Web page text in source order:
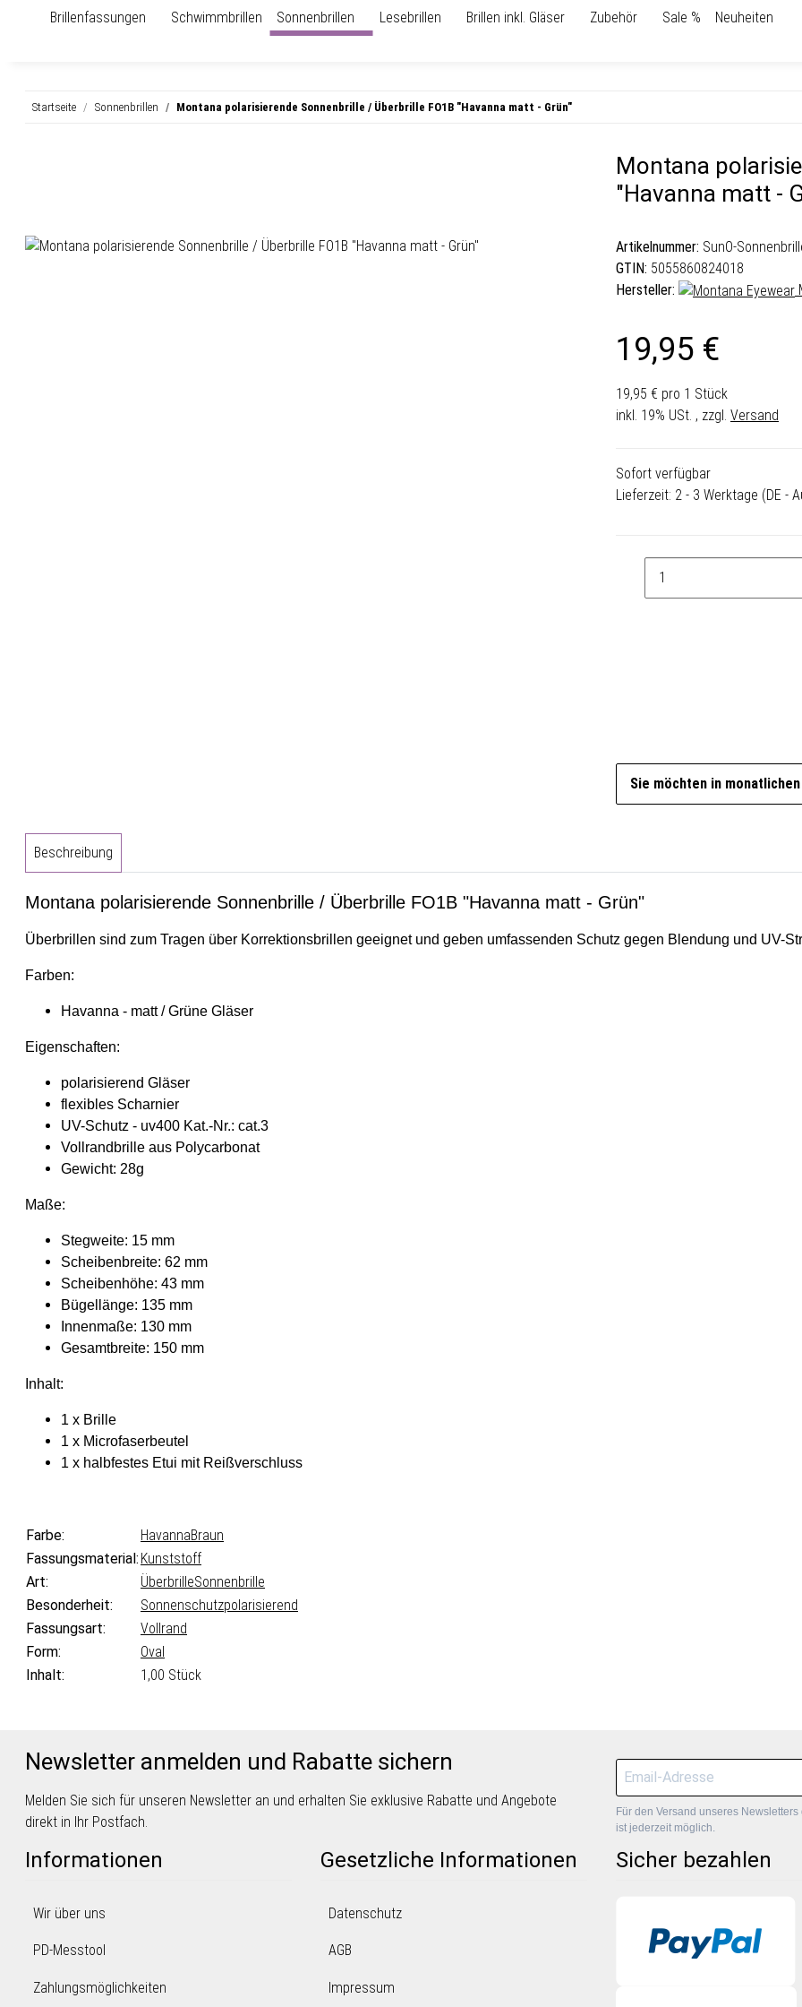
Brillenfassungen Schwimmbrillen Sonnenbrillen Lesebrillen Brillen inkl. Gläser Zubehör Sale % Neuheiten
Startseite Sonnenbrillen Montana polarisierende Sonnenbrille / Überbrille FO1B "Havanna matt - Grün"
Montana
"Havanna matt -
Artikelnummer: SunO-
GTIN: 5055860824018
Hersteller:
19,95 €
19,95 € pro 1 Stück
inkl. 19% USt. , zzgl. Versand
Sofort verfügbar
Lieferzeit: 2 - 3 Werktage (DE -
Sie möchten in
Beschreibung
Montana polarisierende Sonnenbrille / Überbrille FO1B "Havanna matt - Grün"
Überbrillen sind zum Tragen über Korrektionsbrillen geeignet und geben umfassenden Schutz gegen Blendung und UV-
Farben:
Havanna - matt / Grüne Gläser
Eigenschaften:
polarisierend Gläser
flexibles Scharnier
UV-Schutz - uv400 Kat.-Nr.: cat.3
Vollrandbrille aus Polycarbonat
Gewicht: 28g
Maße:
Stegweite: 15 mm
Scheibenbreite: 62 mm
Scheibenhöhe: 43 mm
Bügellänge: 135 mm
Innenmaße: 130 mm
Gesamtbreite: 150 mm
Inhalt:
1 x Brille
1 x Microfaserbeutel
1 x halbfestes Etui mit Reißverschluss
Farbe: HavannaBraun
Fassungsmaterial: Kunststoff
Art:
ÜberbrilleSonnenbrille
Besonderheit:
Sonnenschutzpolarisierend
Fassungsart:
Vollrand
Form:
Oval
Inhalt:
1,00 Stück
Newsletter anmelden und Rabatte sichern
Melden Sie sich für unseren Newsletter an und erhalten Sie exklusive Rabatte und Angebote
direkt in Ihr Postfach.
Für den Versand unseres Newsletters
ist jederzeit möglich.
Informationen
Wir über uns
PD-Messtool
Zahlungsmöglichkeiten
Gesetzliche Informationen
Datenschutz
AGB
Impressum
Sicher bezahlen